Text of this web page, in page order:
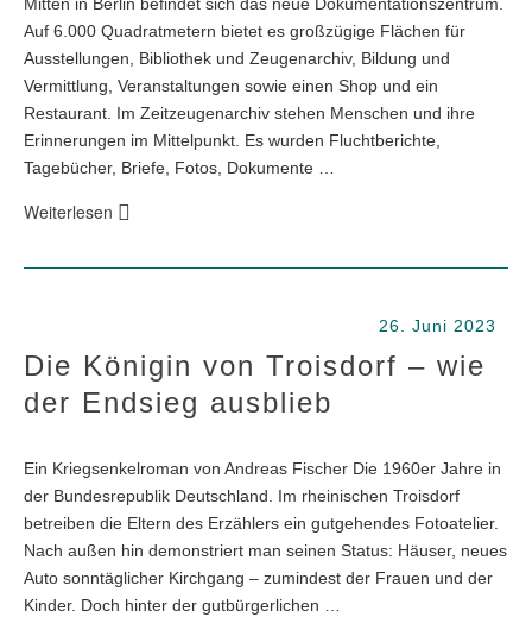
Auf 6.000 Quadratmetern bietet es großzügige Flächen für
Ausstellungen, Bibliothek und Zeugenarchiv, Bildung und
Vermittlung, Veranstaltungen sowie einen Shop und ein
Restaurant. Im Zeitzeugenarchiv stehen Menschen und ihre
Erinnerungen im Mittelpunkt. Es wurden Fluchtberichte,
Tagebücher, Briefe, Fotos, Dokumente …
Weiterlesen
26. Juni 2023
Die Königin von Troisdorf – wie
der Endsieg ausblieb
Ein Kriegsenkelroman von Andreas Fischer Die 1960er Jahre in
der Bundesrepublik Deutschland. Im rheinischen Troisdorf
betreiben die Eltern des Erzählers ein gutgehendes Fotoatelier.
Nach außen hin demonstriert man seinen Status: Häuser, neues
Auto sonntäglicher Kirchgang – zumindest der Frauen und der
Kinder. Doch hinter der gutbürgerlichen …